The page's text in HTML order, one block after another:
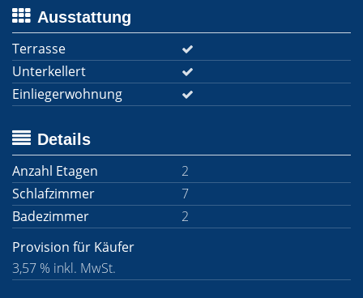
Ausstattung
Terrasse
Unterkellert
Einliegerwohnung
Details
Anzahl Etagen
2
Schlafzimmer
7
Badezimmer
2
Provision für Käufer
3,57 % inkl. MwSt.